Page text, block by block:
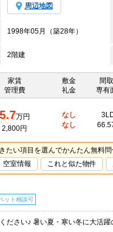
周辺地図
1998年05月（築28年）
2階建
家賃
管理費
敷金
礼金
間
専有
5.7万円
2,800円
なし
なし
たい項目を選んでかんたん無料問
空室情報 これと似た物件
ット相談可